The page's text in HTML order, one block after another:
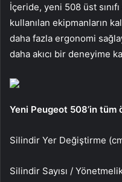
İçeride, yeni 508 üst
kullanılan ekipmanların
daha fazla ergonomi
daha akıcı bir deneyime
Yeni Peugeot 508’in tüm
Silindir Yer Değiştirme
Silindir Sayısı /